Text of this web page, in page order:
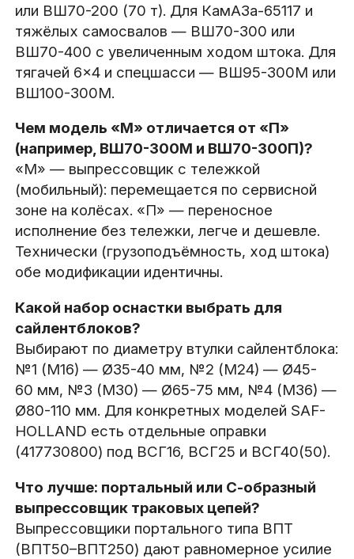
или ВШ70-200 (70 т). Для КамАЗа-65117 и
тяжёлых самосвалов — ВШ70-300 или
ВШ70-400 с увеличенным ходом штока. Для
тягачей 6×4 и спецшасси — ВШ95-300М или
ВШ100-300М.
Чем модель «М» отличается от «П»
(например, ВШ70-300М и ВШ70-300П)?
«М» — выпрессовщик с тележкой
(мобильный): перемещается по сервисной
зоне на колёсах. «П» — переносное
исполнение без тележки, легче и дешевле.
Технически (грузоподъёмность, ход штока)
обе модификации идентичны.
Какой набор оснастки выбрать для
сайлентблоков?
Выбирают по диаметру втулки сайлентблока:
№1 (М16) — Ø35-40 мм, №2 (М24) — Ø45-
60 мм, №3 (М30) — Ø65-75 мм, №4 (М36) —
Ø80-110 мм. Для конкретных моделей SAF-
HOLLAND есть отдельные оправки
(417730800) под ВСГ16, ВСГ25 и ВСГ40(50).
Что лучше: портальный или С-образный
выпрессовщик траковых цепей?
Выпрессовщики портального типа ВПТ
(ВПТ50–ВПТ250) дают равномерное усилие